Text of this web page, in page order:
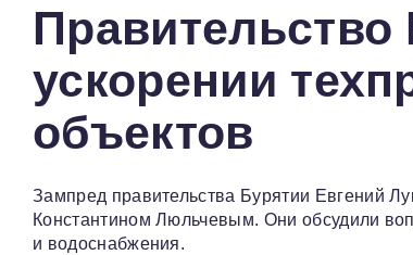
Правительство
ускорении
объектов
Зампред правительства Бурятии Евгений
Константином Люльчевым. Они обсудили
и водоснабжения.